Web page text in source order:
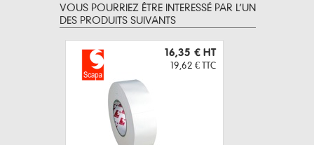
VOUS POURRIEZ ÊTRE INTERESSÉ PAR L’UN
DES PRODUITS SUIVANTS
16,35 € HT
19,62 € TTC